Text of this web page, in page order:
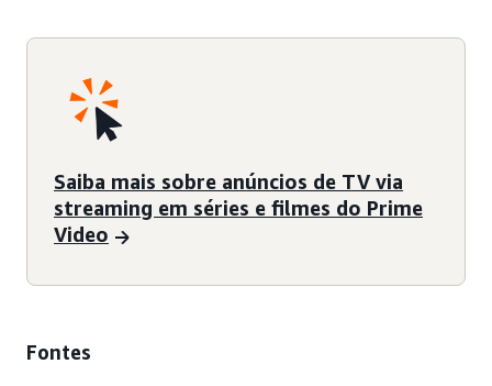
Saiba mais sobre anúncios de TV via
streaming em séries e filmes do Prime
Video
Fontes